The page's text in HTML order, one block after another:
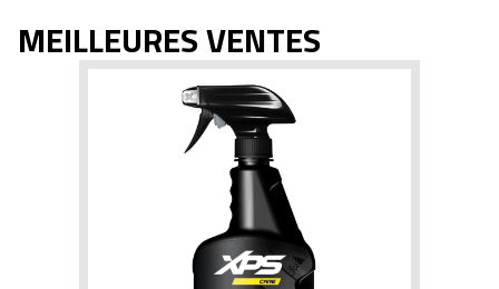
MEILLEURES VENTES